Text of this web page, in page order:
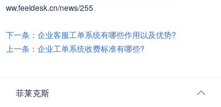
ww.feeldesk.cn/news/255
下一条：企业客服工单系统有哪些作用以及优势?
上一条：企业工单系统收费标准有哪些?
菲莱克斯